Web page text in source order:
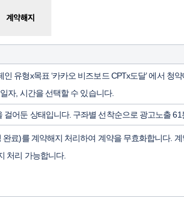
유형x목표 ‘카카오 비즈보드 CPTx도달’ 에서 청
자, 시간을 선택할 수 있습니다.
걸어둔 상태입니다. 구좌별 선착순으로 광고노출
료)를 계약해지 처리하여 계약을 무효화합니다.
처리 가능합니다.